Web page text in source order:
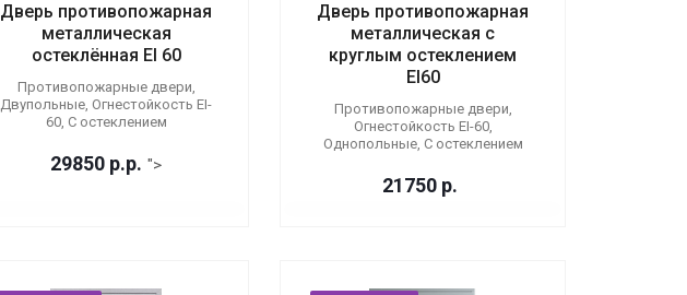
Дверь противопожарная
металлическая
остеклённая EI 60
Противопожарные двери,
Двупольные, Огнестойкость EI-
60, С остеклением
29850 р.р. ">
Дверь противопожарная
металлическая с
круглым остеклением
EI60
Противопожарные двери,
Огнестойкость EI-60,
Однопольные, С остеклением
21750 р.